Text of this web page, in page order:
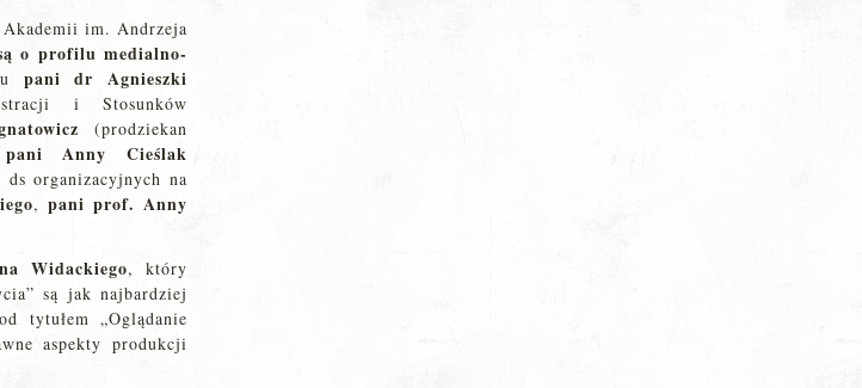
im. Andrzeja
o profilu medialno-
pani dr Agnieszki
i Stosunków
(prodziekan
pani Anny Cieślak
organizacyjnych na
, pani prof. Anny
Widackiego, który
są jak najbardziej
tytułem „Oglądanie
aspekty produkcji